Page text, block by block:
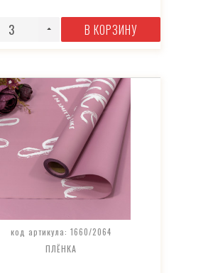
В КОРЗИНУ
код артикула: 1660/2064
ПЛЁНКА